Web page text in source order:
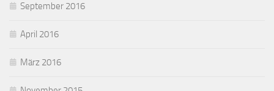
September 2016
April 2016
März 2016